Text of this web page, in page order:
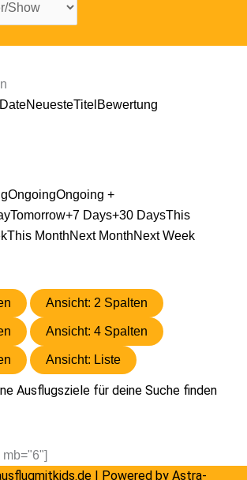
NeuesteTitel Bewertung
OngoingOngoing +
Tomorrow+7 Days+30 DaysThis
This MonthNext MonthNext Week
Ansicht: 2 Spalten
Ansicht: 4 Spalten
Ansicht: Liste
Ausflugsziele für deine Suche finden
| Powered by Astra-